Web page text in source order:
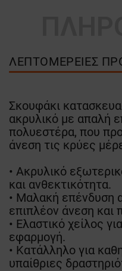
ΛΕΠΤΟΜΈΡΕΙΕΣ
Σκουφάκι
ακρυλικό με απαλή
πολυεστέρα, που
άνεση τις κρύες
• Ακρυλικό
και ανθεκτικότητα.
• Μαλακή επένδυση
επιπλέον άνεση και
• Ελαστικό χείλος
εφαρμογή.
• Κατάλληλο για
υπαίθριες